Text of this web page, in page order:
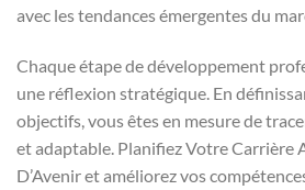
avec les tendances émergentes du
Chaque étape de développement
une réflexion stratégique. En
objectifs, vous êtes en mesure de
et adaptable. Planifiez Votre Carrière
D’Avenir et améliorez vos